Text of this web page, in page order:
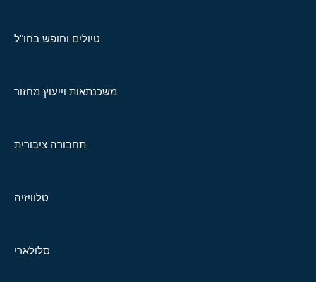
טיולים וחופש בחו"ל
משכנתאות וייעוץ מחזור
תחבורה ציבורית
טלוויזיה
סלולארי